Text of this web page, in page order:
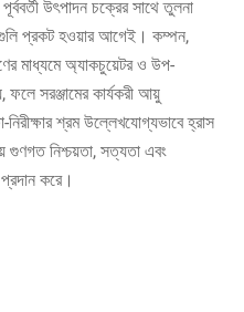
উৎপাদন চক্রের সাথে তুলনা
প্রকট হওয়ার আগেই। কম্পন,
মাধ্যমে অ্যাকচুয়েটর ও উপ-
সরঞ্জামের কার্যকরী আয়ু
শ্রম উল্লেখযোগ্যভাবে হ্রাস
নিশ্চয়তা, সত্যতা এবং
করে।